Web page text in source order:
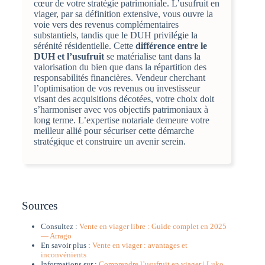
cœur de votre stratégie patrimoniale. L’usufruit en
viager, par sa définition extensive, vous ouvre la
voie vers des revenus complémentaires
substantiels, tandis que le DUH privilégie la
sérénité résidentielle. Cette différence entre le
DUH et l’usufruitse matérialise tant dans la
valorisation du bien que dans la répartition des
responsabilités financières. Vendeur cherchant
l’optimisation de vos revenus ou investisseur
visant des acquisitions décotées, votre choix doit
s’harmoniser avec vos objectifs patrimoniaux à
long terme. L’expertise notariale demeure votre
meilleur allié pour sécuriser cette démarche
stratégique et construire un avenir serein.
Sources
Consultez :Vente en viager libre : Guide complet en 2025
— Arrago
En savoir plus :Vente en viager : avantages et
inconvénients